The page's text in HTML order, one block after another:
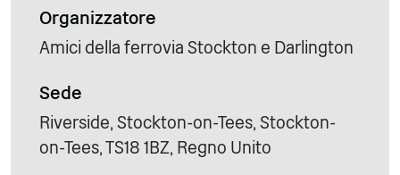
Organizzatore
Amici della ferrovia Stockton e Darlington
Sede
Riverside, Stockton-on-Tees, Stockton-
on-Tees, TS18 1BZ, Regno Unito